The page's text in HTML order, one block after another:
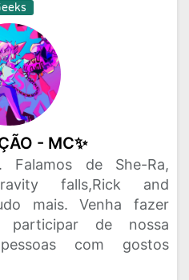
- MC✨
Falamos de She-Ra,
falls,Rick and
mais. Venha fazer
participar de nossa
com gostos